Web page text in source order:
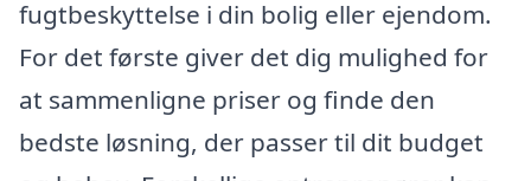
fugtbeskyttelse i din bolig eller ejendom.
For det første giver det dig mulighed for
at sammenligne priser og finde den
bedste løsning, der passer til dit budget